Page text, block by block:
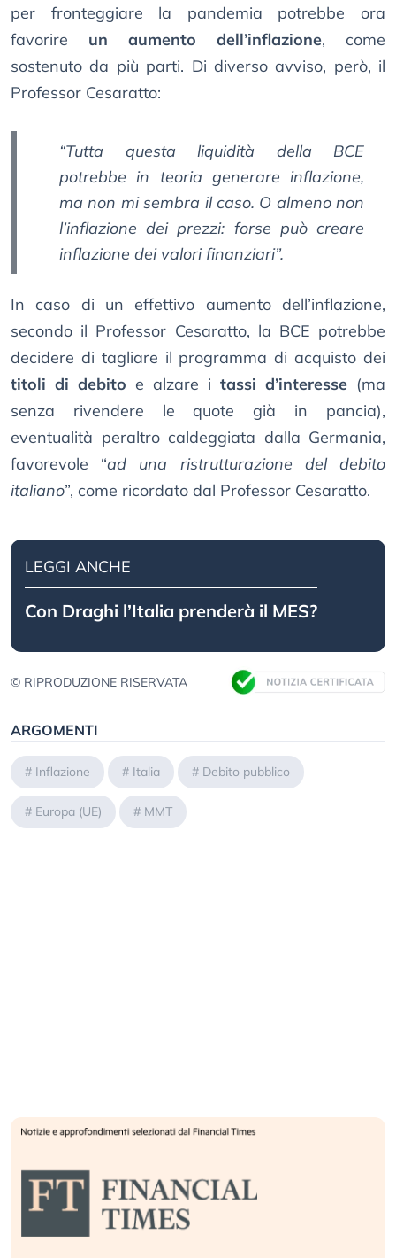
per fronteggiare la pandemia potrebbe ora
favorire un aumento dell’inflazione, come
sostenuto da più parti. Di diverso avviso, però, il
Professor Cesaratto:
“Tutta questa liquidità della BCE
potrebbe in teoria generare inflazione,
ma non mi sembra il caso. O almeno non
l’inflazione dei prezzi: forse può creare
inflazione dei valori finanziari”.
In caso di un effettivo aumento dell’inflazione,
secondo il Professor Cesaratto, la BCE potrebbe
decidere di tagliare il programma di acquisto dei
titoli di debito e alzare i tassi d’interesse (ma
senza rivendere le quote già in pancia),
eventualità peraltro caldeggiata dalla Germania,
favorevole “ad una ristrutturazione del debito
italiano”, come ricordato dal Professor Cesaratto.
LEGGI ANCHE
Con Draghi l’Italia prenderà il MES?
© RIPRODUZIONE RISERVATA
ARGOMENTI
# Inflazione # Italia # Debito pubblico
# Europa (UE) # MMT